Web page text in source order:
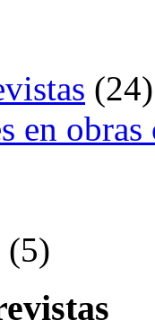
(24)
en
(5)